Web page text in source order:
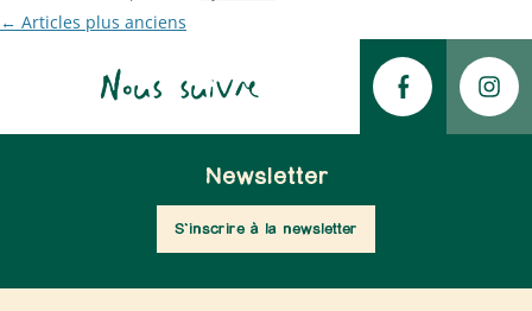
Navigation
← Articles plus anciens
Nous suivre
Newsletter
S'inscrire à la newsletter